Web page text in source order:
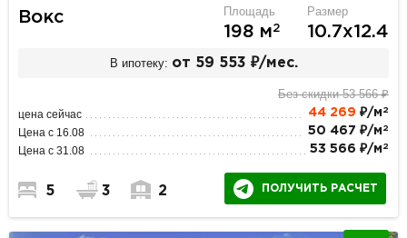
Вокс Площадь
198 м2
Размер
10.7х12.4
В ипотеку: от 59 553 ₽/мес.
Без скидки 53 566 ₽
цена сейчас 44 269 ₽/м 2
Цена с 16.08 50 467 ₽/м 2
Цена с 31.08 53 566 ₽/м 2
5 3 2 ПОЛУЧИТЬ РАСЧЕТ